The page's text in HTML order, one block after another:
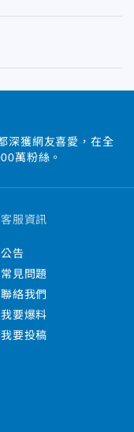
深獲網友喜愛，在全
萬粉絲。
客服資訊
公告
常見問題
聯絡我們
我要爆料
我要投稿